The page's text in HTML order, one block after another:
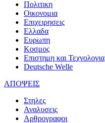
Πολιτικη
Οικονομια
Επιχειρησεις
Ελλαδα
Ευρωπη
Κοσμος
Επιστημη και Τεχνολογια
Deutsche Welle
ΑΠΟΨΕΙΣ
Στηλες
Αναλυσεις
Αρθρογραφοι